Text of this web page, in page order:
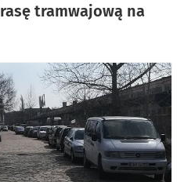
tramwajową na